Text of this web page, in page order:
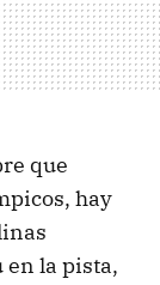
que
hay
la pista,